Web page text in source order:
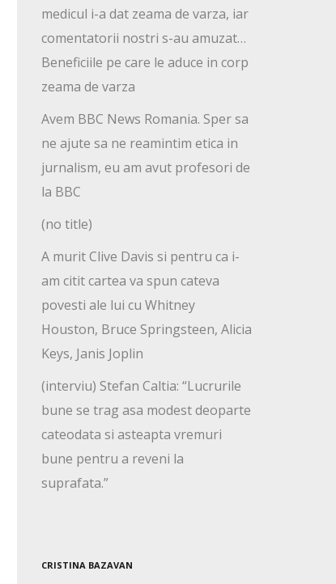
medicul i-a dat zeama de varza, iar
comentatorii nostri s-au amuzat…
Beneficiile pe care le aduce in corp
zeama de varza
Avem BBC News Romania. Sper sa
ne ajute sa ne reamintim etica in
jurnalism, eu am avut profesori de
la BBC
(no title)
A murit Clive Davis si pentru ca i-
am citit cartea va spun cateva
povesti ale lui cu Whitney
Houston, Bruce Springsteen, Alicia
Keys, Janis Joplin
(interviu) Stefan Caltia: “Lucrurile
bune se trag asa modest deoparte
cateodata si asteapta vremuri
bune pentru a reveni la
suprafata.”
CRISTINA BAZAVAN